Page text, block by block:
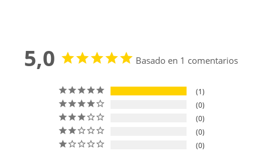
5,0 Basado en 1 comentarios
1
0
0
0
0